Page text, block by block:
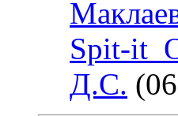
Spit-
Д.С.